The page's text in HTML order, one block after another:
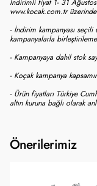
İndirimli fiyat 1- 31
www.kocak.com.tr
- İndirim kampanyası seçili
kampanyalarla
- Kampanyaya dahil stok
- Koçak kampanya
- Ürün fiyatları Türkiye
altın kuruna bağlı olarak
Önerilerimiz